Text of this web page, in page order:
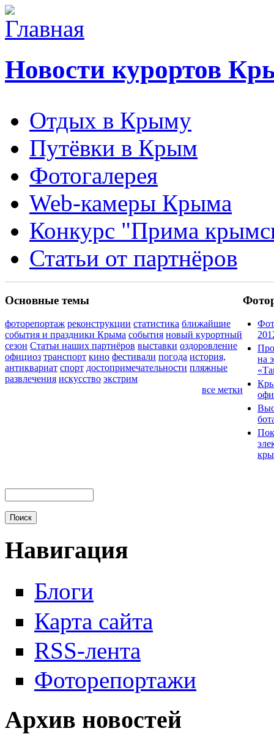
Новости курортов
Отдых в Крыму
Путёвки в Крым
Фотогалерея
Web-камеры Крыма
Конкурс "Прима
Статьи от партнёров
Основные темы
фоторепортаж реконструкции статистика ближайшие
события и праздники Крыма события новый курортный
сезон Статьи наших партнёров выставки оздоровление
официоз транспорт кино фестивали погода история,
антиквариат спорт достопримечательности пляжные
развлечения искусство экстрим
все метки
на
Навигация
Блоги
Карта сайта
RSS-лента
Фоторепортажи
Архив новостей